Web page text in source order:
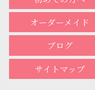
オーダーメイド
ブログ
サイトマップ